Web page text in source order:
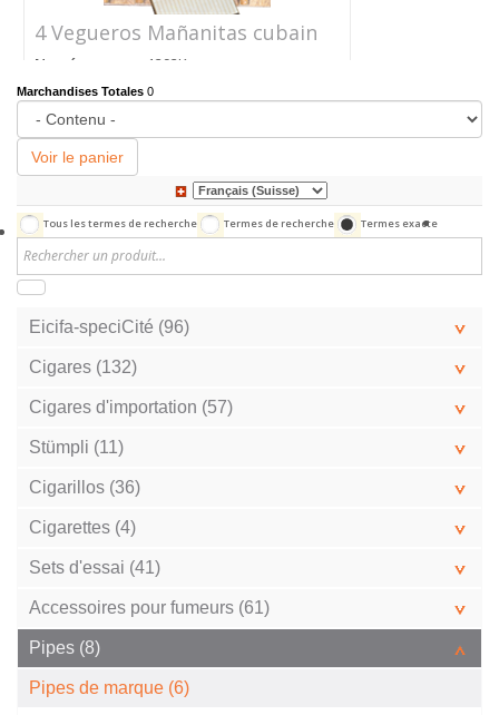
4 Vegueros Mañanitas cubain
Numéro
d'article
1292K
Prix
Marchandises Totales 0
Voir le panier
Tous les termes de recherche Termes de recherche Termes exacte
Eicifa-speciCité (96)
Cigares (132)
Cigares d'importation (57)
Stümpli (11)
Cigarillos (36)
Cigarettes (4)
Sets d'essai (41)
Accessoires pour fumeurs (61)
Pipes (8)
Pipes de marque (6)